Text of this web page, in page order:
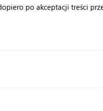
po akceptacji treści